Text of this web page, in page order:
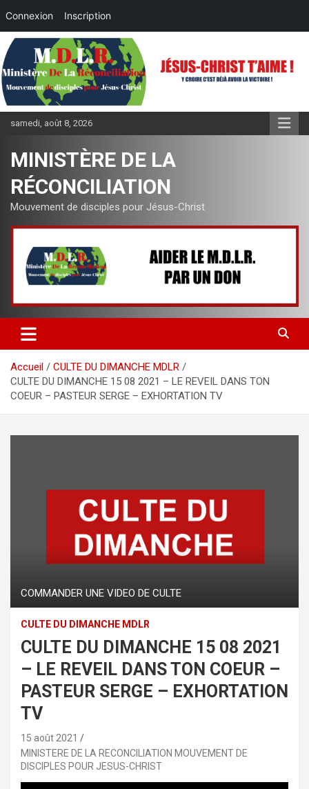
Connexion Inscription
Aller
au
contenu
samedi, août 8, 2026
MINISTÈRE DE LA
RÉCONCILIATION
Mouvement de disciples pour Jésus-Christ
Accueil
CULTE DU DIMANCHE MDLR
CULTE DU DIMANCHE 15 08 2021 – LE REVEIL DANS TON
COEUR – PASTEUR SERGE – EXHORTATION TV
COMMANDER UNE VIDEO DE CULTE
CULTE DU DIMANCHE MDLR
CULTE DU DIMANCHE 15 08 2021
– LE REVEIL DANS TON COEUR –
PASTEUR SERGE – EXHORTATION
TV
15 août 2021
MINISTERE DE LA RECONCILIATION MOUVEMENT DE
DISCIPLES POUR JESUS-CHRIST